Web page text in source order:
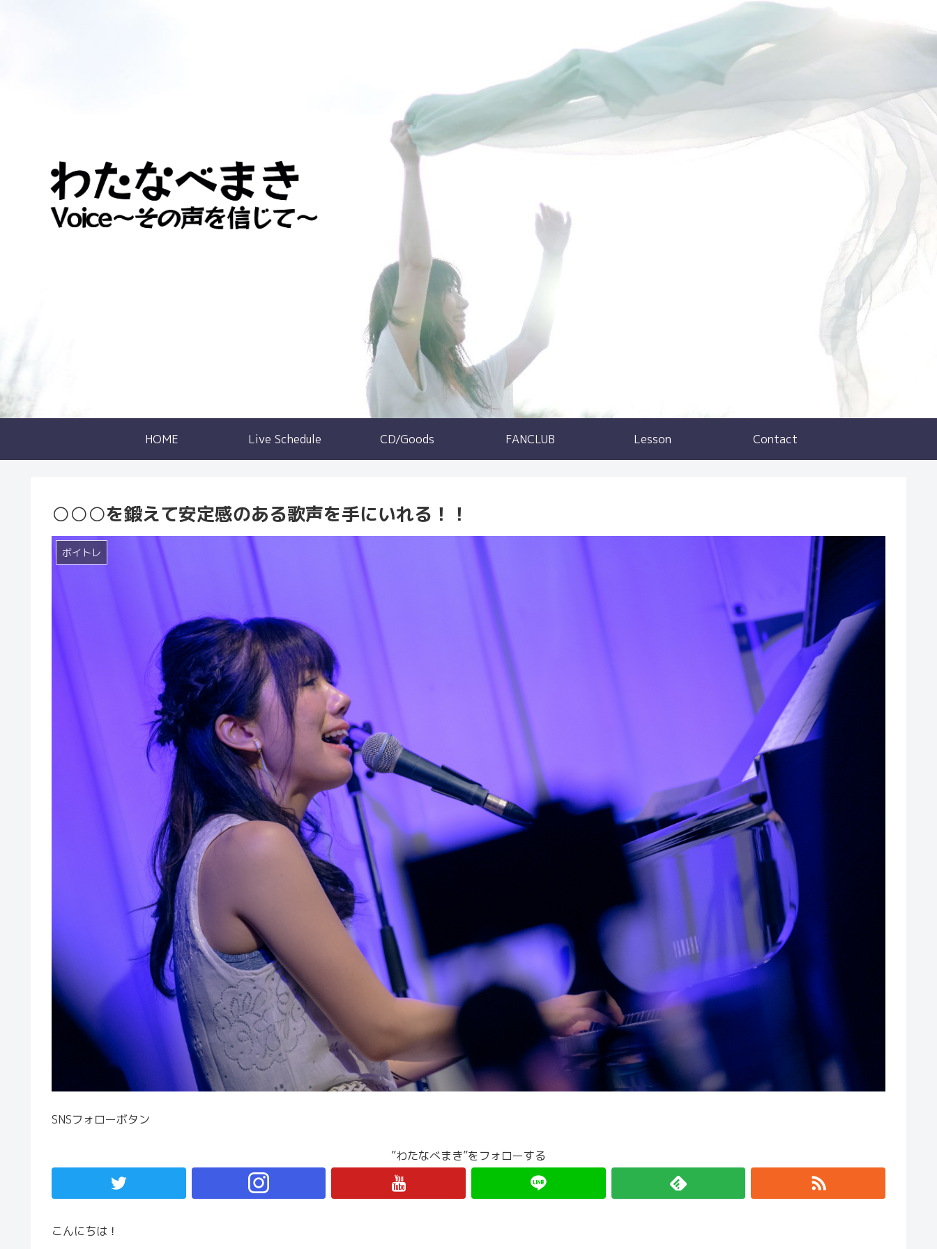
HOME Live Schedule CD/Goods FANCLUB Lesson Contact
○○○を鍛えて安定感のある歌声を手にいれる！！
ボイトレ
SNSフォローボタン
”わたなべまき”をフォローする
こんにちは！